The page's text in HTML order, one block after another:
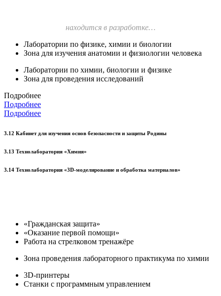
находится в разработке…
Лаборатории по физике, химии и биологии
Зона для изучения анатомии и физиологии человека
Лаборатории по химии, биологии и физике
Зона для проведения исследований
Подробнее
Подробнее
Подробнее
3.12 Кабинет для изучения основ безопасности и защиты Родины
3.13 Технолаборатория «Химия»
3.14 Технолаборатория «3D-моделирование и обработка материалов»
«Гражданская защита»
«Оказание первой помощи»
Работа на стрелковом тренажёре
Зона проведения лабораторного практикума по химии
3D-принтеры
Станки с программным управлением